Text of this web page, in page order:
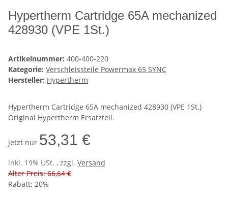
Hypertherm Cartridge 65A mechanized
428930 (VPE 1St.)
Artikelnummer: 400-400-220
Kategorie: Verschleissteile Powermax 65 SYNC
Hersteller: Hypertherm
Hypertherm Cartridge 65A mechanized 428930 (VPE 1St.)
Original Hypertherm Ersatzteil.
jetzt nur 53,31 €
inkl. 19% USt. , zzgl. Versand
Alter Preis: 66,64 €
Rabatt: 20%